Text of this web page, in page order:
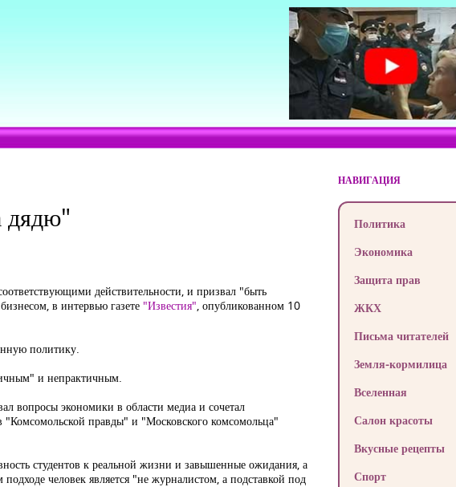
дядю"
действительности, и призвал "быть
в интервью газете "Известия", опубликованном 10
политику.
и непрактичным.
вопросы экономики в области медиа и сочетал
"Комсомольской правды" и "Московского комсомольца"
студентов к реальной жизни и завышенные ожидания, а
человек является "не журналистом, а подставкой под
НАВИГАЦИЯ
Политика
Экономика
Защита прав
ЖКХ
Письма читателей
Земля-кормилица
Вселенная
Салон красоты
Вкусные рецепты
Спорт